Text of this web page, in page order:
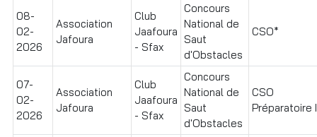
08-
02-
2026
Association
Jafoura
Club
Jaafoura
- Sfax
Concours
National de
Saut
d'Obstacles
CSO*
07-
02-
2026
Association
Jafoura
Club
Jaafoura
- Sfax
Concours
National de
Saut
d'Obstacles
CSO
Préparatoire